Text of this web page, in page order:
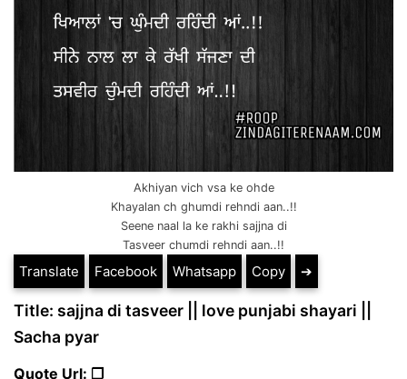
Akhiyan vich vsa ke ohde
Khayalan ch ghumdi rehndi aan..!!
Seene naal la ke rakhi sajjna di
Tasveer chumdi rehndi aan..!!
Translate Facebook Whatsapp Copy ➔
Title: sajjna di tasveer || love punjabi shayari ||
Sacha pyar
Quote Url: ❐